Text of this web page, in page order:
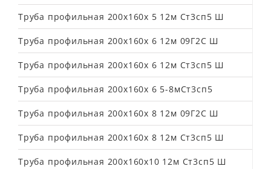
Труба профильная 200х160х 5 12м Ст3сп5 Ш
Труба профильная 200х160х 6 12м 09Г2С Ш
Труба профильная 200х160х 6 12м Ст3сп5 Ш
Труба профильная 200х160х 6 5-8мСт3сп5
Труба профильная 200х160х 8 12м 09Г2С Ш
Труба профильная 200х160х 8 12м Ст3сп5 Ш
Труба профильная 200х160х10 12м Ст3сп5 Ш